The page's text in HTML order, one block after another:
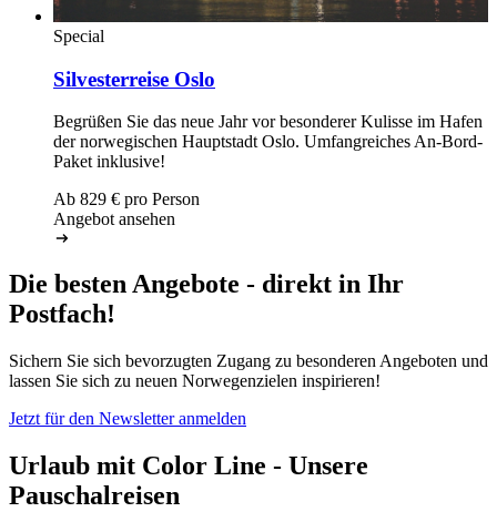
Special
Silvesterreise Oslo
Begrüßen Sie das neue Jahr vor besonderer Kulisse im Hafen
der norwegischen Hauptstadt Oslo. Umfangreiches An-Bord-
Paket inklusive!
Ab 829 € pro Person
Angebot ansehen
Die besten Angebote - direkt in Ihr
Postfach!
Sichern Sie sich bevorzugten Zugang zu besonderen Angeboten und
lassen Sie sich zu neuen Norwegenzielen inspirieren!
Jetzt für den Newsletter anmelden
Urlaub mit Color Line - Unsere
Pauschalreisen